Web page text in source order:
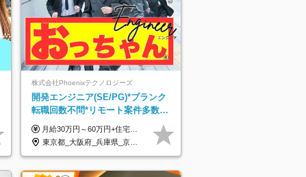
株式会社Phoenixテクノロジーズ
開発エンジニア(SE/PG)*ブランク
転職回数不問*リモート案件多数*
残業ほぼ0*通院のための半休制度
あり
月給30万円～60万円+住宅手当+職能手当+役職手当+決算賞与+報奨金 ※経験・能力を考慮し、優遇します ※給与には20時間分のみなし時間外手当(3万7000円以上)を含みます(超過時間分は別途追加支給) ※試用期間3～6ヵ月あり(その間の給与、待遇に差異なし) ※場合によって契約社員での採用の可能性あり(面接時に応相談)
東京都_大阪府_兵庫県_京都府_福岡県